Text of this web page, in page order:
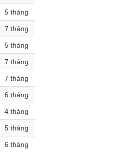
5 tháng
7 tháng
5 tháng
7 tháng
7 tháng
6 tháng
4 tháng
5 tháng
6 tháng